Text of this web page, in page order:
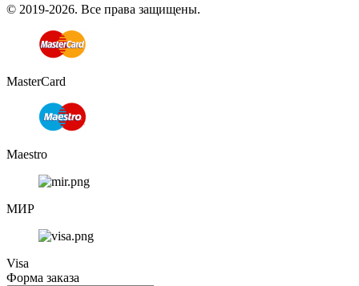
© 2019-2026. Все права защищены.
MasterCard
Maestro
МИР
Visa
Форма заказа